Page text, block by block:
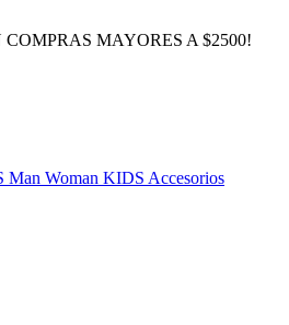
COMPRAS MAYORES A $2500!
Man Woman KIDS Accesorios